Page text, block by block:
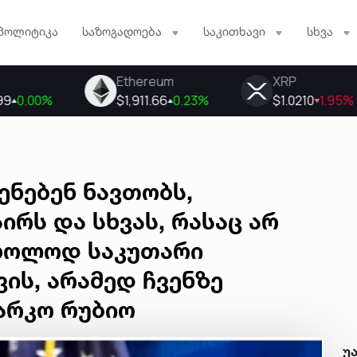
საზოგადოება საკითხავი სხვა
ნავთობს,
და სხვას, რასაც არ
საკუთარი
არამედ ჩვენზე
რუბიო